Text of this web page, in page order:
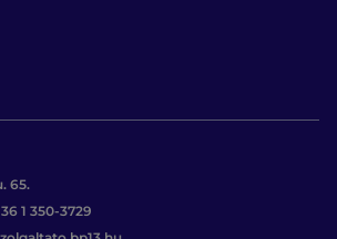
65.
1 350-3729